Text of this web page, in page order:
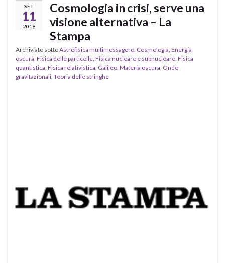
SET
11
2019
Cosmologia in crisi, serve una
visione alternativa – La
Stampa
Archiviato sottoAstrofisica multimessagero, Cosmologia, Energia
oscura, Fisica delle particelle, Fisica nucleare e subnucleare, Fisica
quantistica, Fisica relativistica, Galileo, Materia oscura, Onde
gravitazionali, Teoria delle stringhe